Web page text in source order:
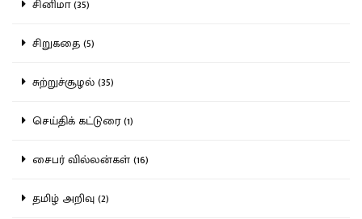
சினிமா (35)
சிறுகதை (5)
சுற்றுச்சூழல் (35)
செய்திக் கட்டுரை (1)
சைபர் வில்லன்கள் (16)
தமிழ் அறிவு (2)